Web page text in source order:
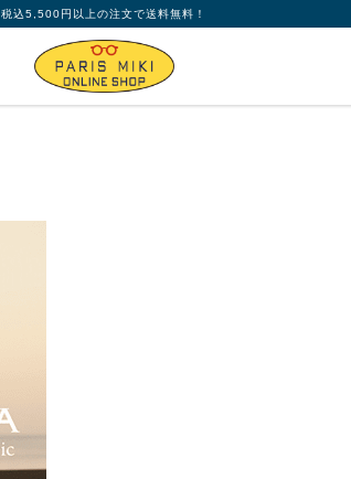
税込5,500円以上の注文で送料無料！